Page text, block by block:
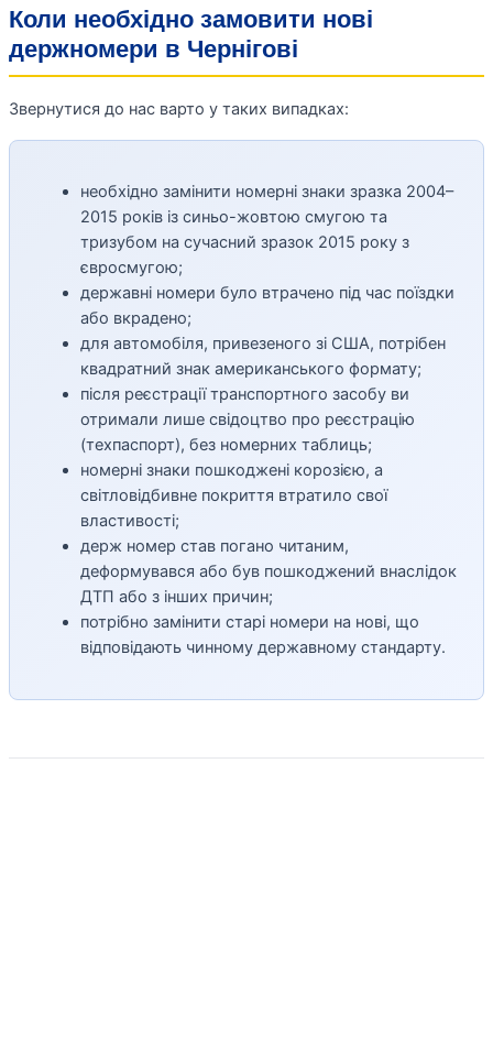
Коли необхідно замовити нові
держномери в Чернігові
Звернутися до нас варто у таких випадках:
необхідно замінити номерні знаки зразка 2004–
2015 років із синьо-жовтою смугою та
тризубом на сучасний зразок 2015 року з
євросмугою;
державні номери було втрачено під час поїздки
або вкрадено;
для автомобіля, привезеного зі США, потрібен
квадратний знак американського формату;
після реєстрації транспортного засобу ви
отримали лише свідоцтво про реєстрацію
(техпаспорт), без номерних таблиць;
номерні знаки пошкоджені корозією, а
світловідбивне покриття втратило свої
властивості;
держ номер став погано читаним,
деформувався або був пошкоджений внаслідок
ДТП або з інших причин;
потрібно замінити старі номери на нові, що
відповідають чинному державному стандарту.